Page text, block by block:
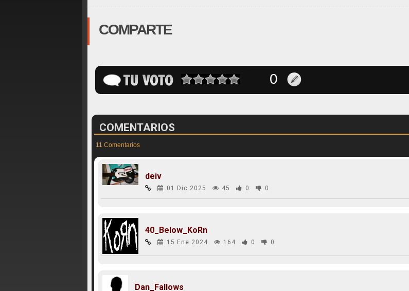
COMPARTE
COMENTARIOS
11 Comentarios
deiv
01 Dic 2025 45 0 0
40_Below_KoRn
15 Ene 2024 164 0 0
Dan_Fallows